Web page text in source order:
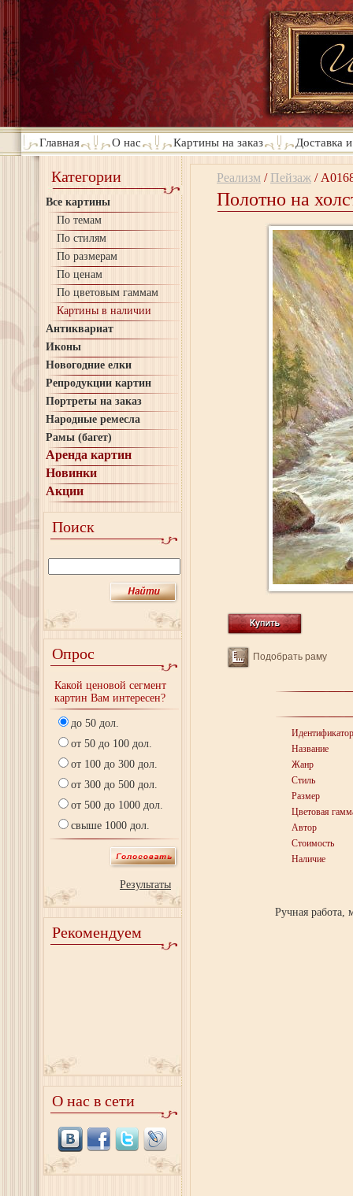
Главная О нас Картины на заказ Доставка
Категории
Все картины
По темам
По стилям
По размерам
По ценам
По цветовым гаммам
Картины в наличии
Антиквариат
Иконы
Новогодние елки
Репродукции картин
Портреты на заказ
Народные ремесла
Рамы (багет)
Аренда картин
Новинки
Акции
Поиск
Опрос
Какой ценовой сегмент
картин Вам интересен?
до 50 дол.
от 50 до 100 дол.
от 100 до 300 дол.
от 300 до 500 дол.
от 500 до 1000 дол.
свыше 1000 дол.
Результаты
Рекомендуем
О нас в сети
Реализм / Пейзаж /
Полотно на
Подобрать раму
Идентификатор
Название
Жанр
Стиль
Размер
Цветовая
Автор
Стоимость
Наличие
Ручная работа,